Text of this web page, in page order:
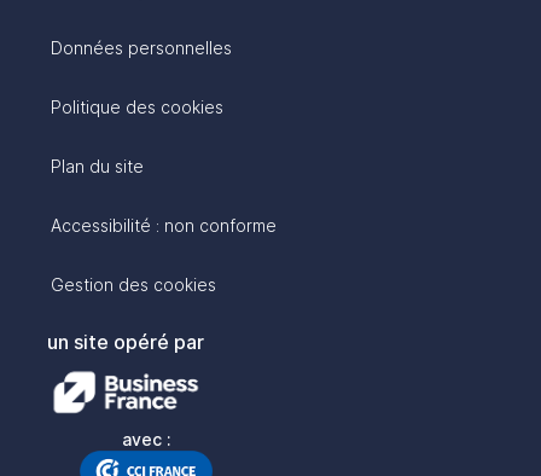
Données personnelles
Politique des cookies
Plan du site
Accessibilité : non conforme
Gestion des cookies
un site opéré par
avec :